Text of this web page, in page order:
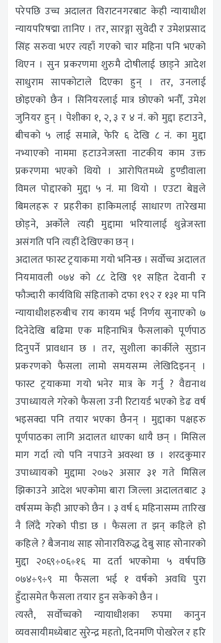
परेपछि उच्च अदालत विराटनगरबाट केही न्यायाधीश
न्यायपरिषद्मा तानिए । तर, सारङ्गा सुवेदी र उमेशप्रसाद
सिंह सरुवा भएर त्यहाँ गएको चार महिना पनि भएको
थिएन । सुन प्रकरणमा शुरुमै दोषीलाई छाड्ने आदेश
साधुराम सापकोटाले दिएका हुन् । तर, उनलाई
छोइएको छैन । सिनियरलाई मात्र छोएको भनौँ, उमेश
जुनियर हुन् । पेशीका १, २, ३ र ४ नं. को मुद्दा हटाउने,
बीचको ५ लाई समात्ने, फेरि ६ देखि ८ नं. का मुद्दा
नभ्याएको नाममा हटाउनेजस्ता नाटकीय काम उक्त
प्रकरणमा भएको थियो । आरोपितमध्ये हुण्डीवाला
विमल पोद्दारको मुद्दा ५ नं. मा थियो । एउटा बेञ्चले
बिमलहरू र प्रहरीका हाकिमलाई साधारण तारेखमा
छोड्ने, अर्कोले त्यही मुद्दामा भरियालाई थुन्नेजस्ता
असंगति पनि त्यहीं देखिएका छन् ।
अदालत फास्ट ट्रयाकमा गयो भनिन्छ । सर्वोच्च अदालत
नियमावली ०७४ को ८८ देखि ९१ सहित देवानी र
फौज्दारी कार्यविधि संहिताको दफा १९२ र १३१ मा पनि
न्यायाधीशहरुबीच राय कायम भई निर्णय सुनाएको ७
दिनेदेखि बढिमा एक महिनाभित्र फैसलाको पूर्णपाठ
दिनुपर्ने प्रावधान छ । तर, सुशीला कार्कीले सुडान
प्रकरणको फैसला लामो समयसम्म लेखिदिइनन् ।
फास्ट ट्रयाकमा गयो भनेर मात्र के गर्नु ? वैद्यनाथ
उपाध्यायले गरेको फैसला उनी रिटायर्ड भएको डेढ वर्ष
भइसक्दा पनि तयार भएका छैनन् । मुद्दाका पक्षहरु
पूर्णपाठका लागि अदालत धाएका धायै छन् । मिसिल
माग गर्दा त्यो पनि नपाउने अवस्था छ । शरदकुमार
उपाध्यायको मुद्दामा २०७२ असार ३१ गते मिसिल
झिकाउने आदेश भएकोमा बारा जिल्ला अदालतबाट ३
वर्षसम्म केही आएको छैन । ३ वर्ष ६ महिनासम्म तारिख
नै लिँदै गरेको पीडा छ । फैसला त झन् कहिले हो
कहिले ? बैजनाथ साह सोनारविरुद्ध देबु साह सोनारको
मुद्दा २०६९÷०६÷१६ मा दर्ता भएकोमा ५ वर्षपछि
०७४÷९÷९ मा फैसला भई १ वर्षको अवधि पुरा
हुँदासमेत फैसला तयार हुन सकेको छैन ।
त्यस्तै, सर्वोच्चको न्यायाधीशका रुपमा कानुन
व्यवसायीमध्येबाट सुरेन्द्र महतो, दिनमणि पोखरेल र हरि